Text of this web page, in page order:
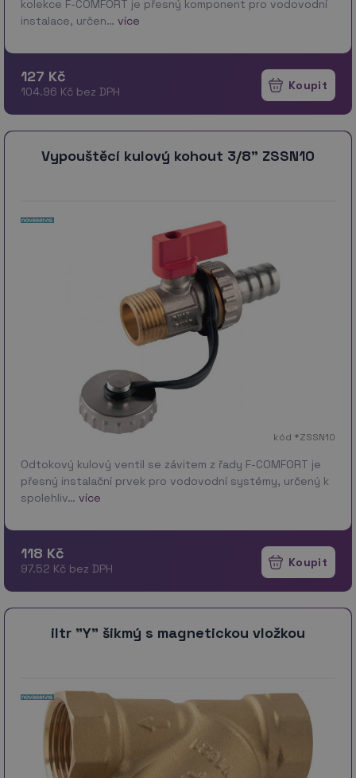
kolekce F-COMFORT je přesný komponent pro vodovodní
instalace, určen… více
127 Kč
104.96 Kč bez DPH
Vypouštěcí kulový kohout 3/8" ZSSN10
kód *ZSSN10
Odtokový kulový ventil se závitem z řady F-COMFORT je
přesný instalační prvek pro vodovodní systémy, určený k
spolehliv… více
118 Kč
97.52 Kč bez DPH
iltr "Y" šikmý s magnetickou vložkou